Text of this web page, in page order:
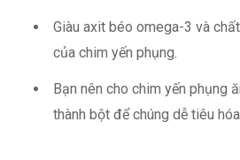
Giàu axit béo omega-3 và
của chim yến phụng.
Bạn nên cho chim yến phụng
thành bột để chúng dễ tiêu